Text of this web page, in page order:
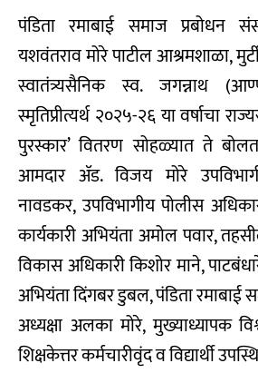
पंडिता रमाबाई समाज प्रबोधन
यशवंतराव मोरे पाटील आश्रमशाळा,
स्वातंत्र्यसैनिक स्व. जगन्नाथ
स्मृतिप्रीत्यर्थ २०२५-२६ या वर्षाचा
पुरस्कार’ वितरण सोहळ्यात ते
आमदार ॲड. विजय मोरे
नावडकर, उपविभागीय पोलीस
कार्यकारी अभियंता अमोल पवार,
विकास अधिकारी किशोर माने,
अभियंता दिंगबर डुबल, पंडिता रमाबाई
अध्यक्षा अलका मोरे, मुख्याध्यापक
शिक्षकेत्तर कर्मचारीवृंद व विद्यार्थी